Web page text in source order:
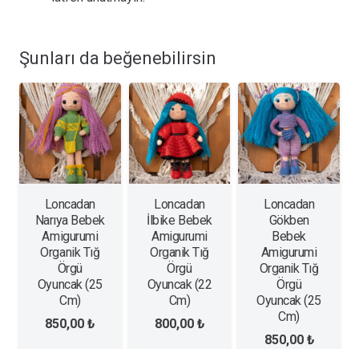
Şunları da beğenebilirsin
Loncadan
Narıya Bebek
Amigurumi
Organik Tığ
Örgü
Oyuncak (25
Cm)
850,00₺
Loncadan
İlbike Bebek
Amigurumi
Organik Tığ
Örgü
Oyuncak (22
Cm)
800,00 ₺
Loncadan
Gökben
Bebek
Amigurumi
Organik Tığ
Örgü
Oyuncak (25
Cm)
850,00 ₺